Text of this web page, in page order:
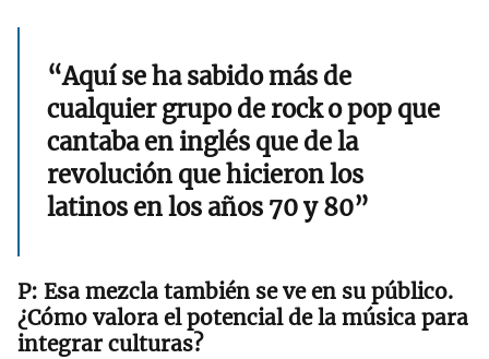
“Aquí se ha sabido más de
cualquier grupo de rock o pop que
cantaba en inglés que de la
revolución que hicieron los
latinos en los años 70 y 80”
Esa mezcla también se ve en su público.
¿Cómo valora el potencial de la música para
integrar culturas?